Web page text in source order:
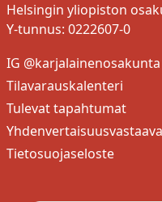
Helsingin yliopiston
Y-tunnus: 0222607-0
IG @karjalainenosakunta
Tilavarauskalenteri
Tulevat tapahtumat
Tietosuojaseloste